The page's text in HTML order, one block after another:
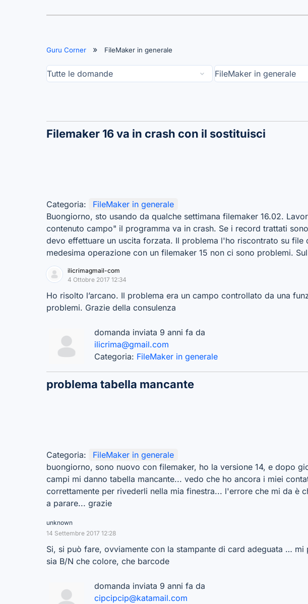
Guru Corner FileMaker in generale
Filemaker 16 va in crash con il sostituisci
Categoria:
FileMaker in generale
Buongiorno, sto usando da qualche settimana filemaker 16.02.
contenuto campo" il programma va in crash. Se i record trattati
devo effettuare un uscita forzata. Il problema l'ho riscontrato su
medesima operazione con un filemaker 15 non ci sono problemi.
ilicrimagmail-com
4 Ottobre 2017 12:34
Ho risolto l’arcano. Il problema era un campo controllato da una
problemi. Grazie della consulenza
domanda inviata 9 anni fa da
ilicrima@gmail.com
Categoria: FileMaker in generale
problema tabella mancante
Categoria:
FileMaker in generale
buongiorno, sono nuovo con filemaker, ho la versione 14, e dopo
campi mi danno tabella mancante... vedo che ho ancora i miei
correttamente per rivederli nella mia finestra... l'errore che mi da è
a parare... grazie
unknown
14 Settembre 2017 12:28
Si, si può fare, ovviamente con la stampante di card adeguata …
sia B/N che colore, che barcode
domanda inviata 9 anni fa da
cipcipcip@katamail.com